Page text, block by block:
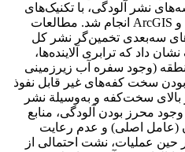
نشر آلودگی، با تکنیک‌های
زمین‌آمار با نرم‌افزارهای Surfer و ArcGIS انجام شد. مطالعات
‌سه‌بعدی تخمین‌گر نشر کل
داد که ترابری آلاینده‌ها،
(وجود سفره آب زیرزمینی
بالابودن سخت کفه‌های غیر قابل نفوذ
سخت‌کفه و به‌وسیلة نشر
محرز بودن آلودگی، منابع
(عامل اصلی) و عدم رعایت
حین عملیات، نشت احتمالی از